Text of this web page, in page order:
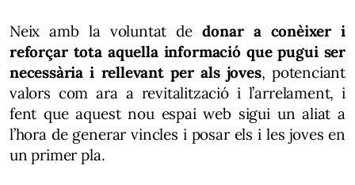
Neix amb la voluntat dedonar a conèixer i
reforçar tota aquella informació que pugui ser
necessària i rellevant per als joves, potenciant
valors com ara a revitalització i l’arrelament, i
fent que aquest nou espai web sigui un aliat a
l’hora de generar vincles i posar els i les joves en
un primer pla.